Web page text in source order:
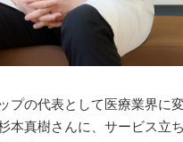
プの代表として医療業界に
本真樹さんに、サービス立